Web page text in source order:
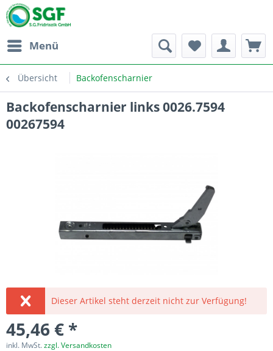
Menü
Übersicht Backofenscharnier
Backofenscharnier links 0026.7594
00267594
Dieser Artikel steht derzeit nicht zur Verfügung!
45,46 € *
inkl. MwSt.zzgl. Versandkosten